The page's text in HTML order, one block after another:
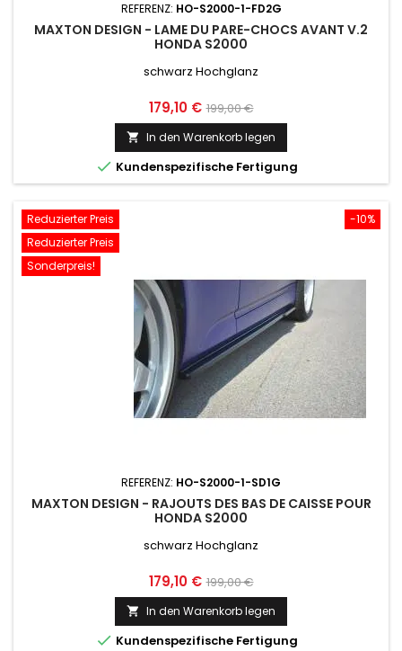
REFERENZ: HO-S2000-1-FD2G
MAXTON DESIGN - LAME DU PARE-CHOCS AVANT V.2
HONDA S2000
schwarz Hochglanz
Preis
179,10 € Normaler
Preis
199,00 €
 In den Warenkorb legen
 Kundenspezifische Fertigung
-10%
Reduzierter Preis
Reduzierter Preis
Sonderpreis!
REFERENZ: HO-S2000-1-SD1G
MAXTON DESIGN - RAJOUTS DES BAS DE CAISSE POUR
HONDA S2000
schwarz Hochglanz
Preis
179,10 € Normaler
Preis
199,00 €
 In den Warenkorb legen
 Kundenspezifische Fertigung